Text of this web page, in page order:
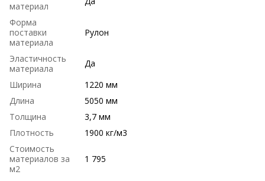
материал
Форма
поставки
материала
Рулон
Эластичность
материала
Да
Ширина
1220 мм
Длина
5050 мм
Толщина
3,7 мм
Плотность
1900 кг/м3
Стоимость
материалов за
м2
1 795